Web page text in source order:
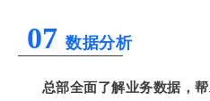
07 数据分析
总部全面了解业务数据，帮